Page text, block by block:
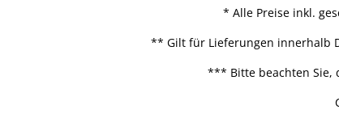
* Alle Preise inkl.
** Gilt für Lieferungen innerhalb
*** Bitte beachten Sie,